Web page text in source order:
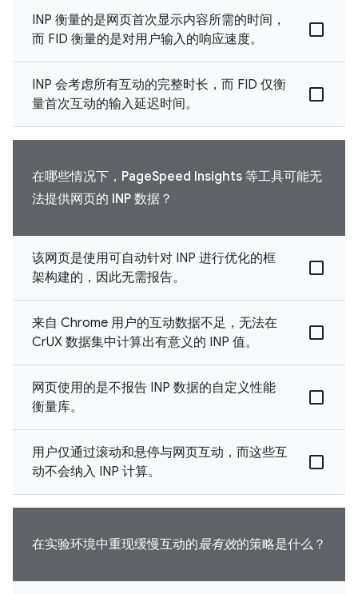
INP 衡量的是网页首次显示内容所需的时间，
而 FID 衡量的是对用户输入的响应速度。
INP 会考虑所有互动的完整时长，而 FID 仅衡
量首次互动的输入延迟时间。
在哪些情况下，PageSpeed Insights 等工具可能无
法提供网页的 INP 数据？
该网页是使用可自动针对 INP 进行优化的框
架构建的，因此无需报告。
来自 Chrome 用户的互动数据不足，无法在
CrUX 数据集中计算出有意义的 INP 值。
网页使用的是不报告 INP 数据的自定义性能
衡量库。
用户仅通过滚动和悬停与网页互动，而这些互
动不会纳入 INP 计算。
在实验环境中重现缓慢互动的最有效的策略是什么？